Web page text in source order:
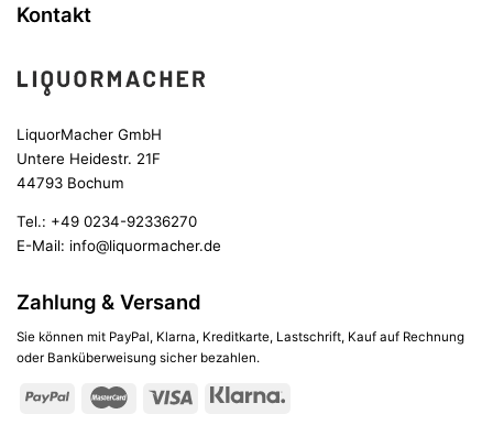
Kontakt
LiquorMacher GmbH
Untere Heidestr. 21F
44793 Bochum
Tel.: +49 0234-92336270
E-Mail: info@liquormacher.de
Zahlung & Versand
Sie können mit PayPal, Klarna, Kreditkarte, Lastschrift, Kauf auf Rechnung
oder Banküberweisung sicher bezahlen.